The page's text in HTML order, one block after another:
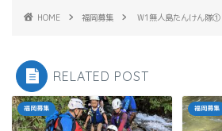
HOME 福岡募集 W1無人島たんけん
RELATED POST
福岡募集 福岡募集